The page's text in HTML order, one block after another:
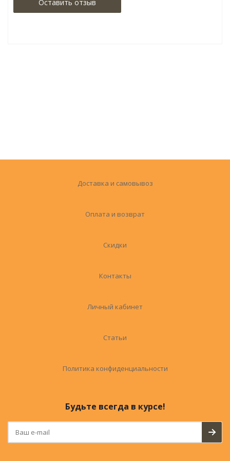
Оставить отзыв
Доставка и самовывоз
Оплата и возврат
Скидки
Контакты
Личный кабинет
Статьи
Политика конфиденциальности
Будьте всегда в курсе!